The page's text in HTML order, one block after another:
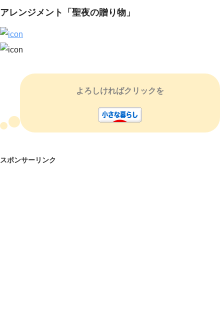
アレンジメント「聖夜の贈り物」
よろしければクリックを
スポンサーリンク